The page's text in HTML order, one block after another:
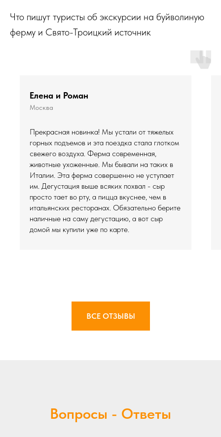
Что пишут туристы об экскурсии на буйволиную
ферму и Свято-Троицкий источник
Елена и Роман
Москва
Прекрасная новинка! Мы устали от тяжелых
горных подъемов и эта поездка стала глотком
свежего воздуха. Ферма современная,
животные ухоженные. Мы бывали на таких в
Италии. Эта ферма совершенно не уступает
им. Дегустация выше всяких похвал - сыр
просто тает во рту, а пицца вкуснее, чем в
итальянских ресторанах. Обязательно берите
наличные на саму дегустацию, а вот сыр
домой мы купили уже по карте.
ВСЕ ОТЗЫВЫ
Вопросы - Ответы